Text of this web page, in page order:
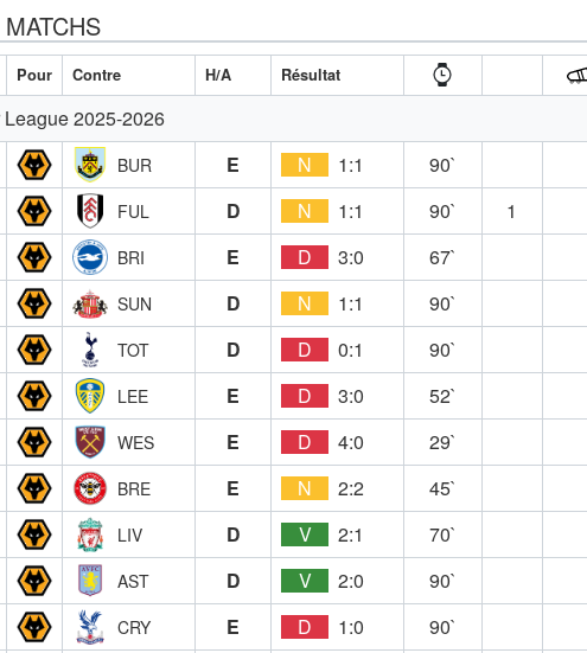
Pour Contre H/A Résultat
League 2025-2026
BUR E N 1:1
90`
FUL D N 1:1 90`
1
BRI E D 3:0
67`
SUN D N 1:1
90`
TOT D D 0:1
90`
LEE E D 3:0
52`
WES E D 4:0
29`
BRE E N 2:2
45`
LIV D V 2:1
70`
AST D V 2:0
90`
CRY E D 1:0
90`